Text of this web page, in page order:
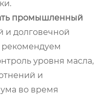
промышленный
и долговечной
уровня масла,
и
во время